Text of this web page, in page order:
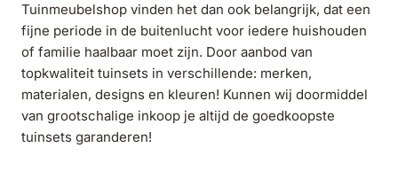
Tuinmeubelshop vinden het dan ook belangrijk, dat een
fijne periode in de buitenlucht voor iedere huishouden
of familie haalbaar moet zijn. Door aanbod van
topkwaliteit tuinsets in verschillende: merken,
materialen, designs en kleuren! Kunnen wij doormiddel
van grootschalige inkoop je altijd de goedkoopste
tuinsets garanderen!